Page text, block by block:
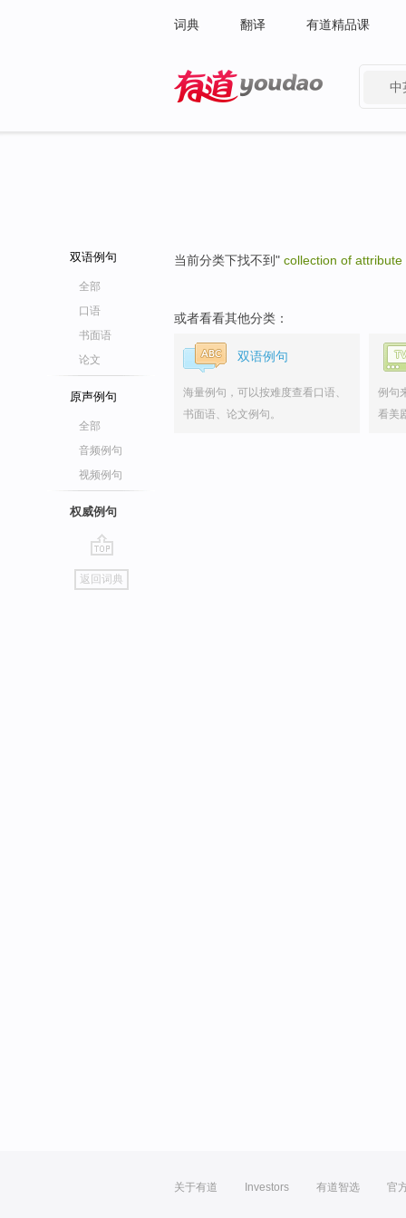
词典 翻译 有道精品课
中
双语例句
全部
口语
书面语
论文
原声例句
全部
音频例句
视频例句
权威例句
go
top
返回词典
当前分类下找不到" collection of attribute
或者看看其他分类：
双语例句
海量例句，可以按难度查看口语、
书面语、论文例句。
例句
看美
关于有道 Investors 有道智选 官